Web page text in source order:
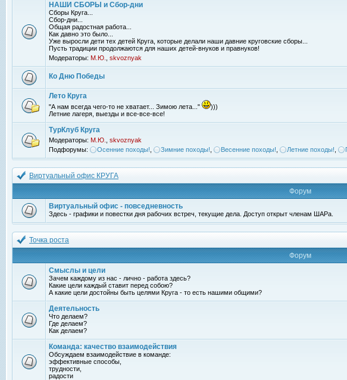
НАШИ СБОРЫ и Сбор-дни
Сборы Круга...
Сбор-дни...
Общая радостная работа...
Как давно это было...
Уже выросли дети тех детей Круга, которые делали наши давние круговские сборы...
Пусть традиции продолжаются для наших детей-внуков и правнуков!
Модераторы: М.Ю. skvoznyak
Ко Дню Победы
Лето Круга
"А нам всегда чего-то не хватает... Зимою лета..."
)))
Летние лагеря, выезды и все-все-все!
ТурКлуб Круга
Модераторы: М.Ю.
skvoznyak
Подфорумы:
Осенние походы! Зимние походы! Весенние походы! Летние походы!
Виртуальный офис КРУГА
Форум
Виртуальный офис - повседневность
Здесь - графики и повестки дня рабочих встреч, текущие дела. Доступ открыт членам ШАРа.
Точка роста
Форум
Смыслы и цели
Зачем каждому из нас - лично - работа здесь?
Какие цели каждый ставит перед собою?
А какие цели достойны быть целями Круга - то есть нашими общими?
Деятельность
Что делаем?
Где делаем?
Как делаем?
Команда: качество взаимодействия
Обсуждаем взаимодействие в команде:
эффективные способы,
трудности,
радости